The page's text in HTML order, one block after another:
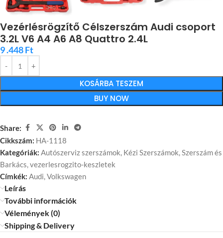
Vezérlésrögzítő Célszerszám Audi csoport
3.2L V6 A4 A6 A8 Quattro 2.4L
9 .448Ft
KOSÁRBA TESZEM
BUY NOW
Share:
Cikkszám: HA-1118
Kategóriák: Autószerviz szerszámok, Kézi Szerszámok,Szerszám és
Barkács,vezerlesrogzito-keszletek
Címkék: Audi,Volkswagen
Leírás
További információk
Vélemények (0)
Shipping & Delivery